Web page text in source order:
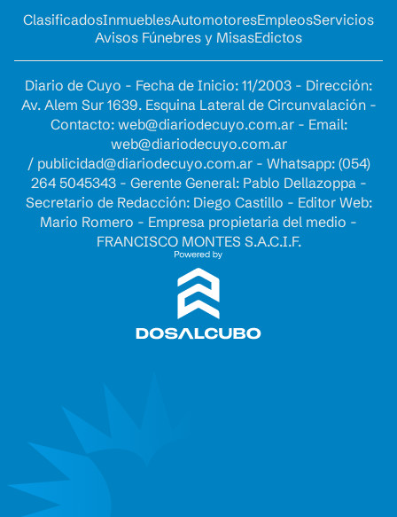
ClasificadosInmueblesAutomotoresEmpleosServicios
Avisos Fúnebres y MisasEdictos
Diario de Cuyo - Fecha de Inicio: 11/2003 - Dirección:
Av. Alem Sur 1639. Esquina Lateral de Circunvalación -
Contacto: web@diariodecuyo.com.ar- Email:
web@diariodecuyo.com.ar
/ publicidad@diariodecuyo.com.ar- Whatsapp: (054)
264 5045343 - Gerente General: Pablo Dellazoppa -
Secretario de Redacción: Diego Castillo - Editor Web:
Mario Romero - Empresa propietaria del medio -
FRANCISCO MONTES S.A.C.I.F.